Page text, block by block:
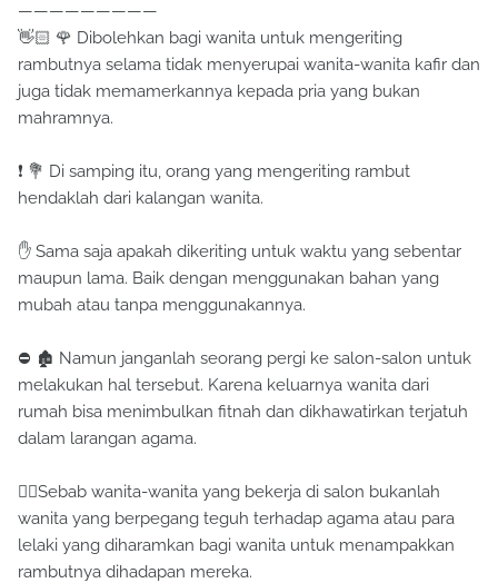
—————————
👋🏻 🌹 Dibolehkan bagi wanita untuk mengeriting
rambutnya selama tidak menyerupai wanita-wanita kafir dan
juga tidak memamerkannya kepada pria yang bukan
mahramnya.
❗ 💐 Di samping itu, orang yang mengeriting rambut
hendaklah dari kalangan wanita.
✋ Sama saja apakah dikeriting untuk waktu yang sebentar
maupun lama. Baik dengan menggunakan bahan yang
mubah atau tanpa menggunakannya.
⛔ 🏚 Namun janganlah seorang pergi ke salon-salon untuk
melakukan hal tersebut. Karena keluarnya wanita dari
rumah bisa menimbulkan fitnah dan dikhawatirkan terjatuh
dalam larangan agama.
☝🏻Sebab wanita-wanita yang bekerja di salon bukanlah
wanita yang berpegang teguh terhadap agama atau para
lelaki yang diharamkan bagi wanita untuk menampakkan
rambutnya dihadapan mereka.